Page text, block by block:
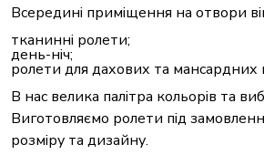
Всередині приміщення на отвори
тканинні ролети;
день-ніч;
ролети для дахових та мансардних
В нас велика палітра кольорів та
Виготовляємо ролети під
розміру та дизайну.